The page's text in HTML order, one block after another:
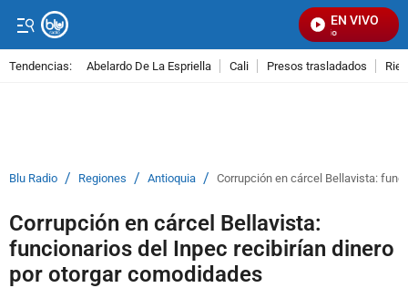
EN VIVO
Tendencias: Abelardo De La Espriella Cali Presos trasladados
Blu Radio / Regiones / Antioquia / Corrupción en cárcel Bellavista:
Corrupción en cárcel Bellavista:
funcionarios del Inpec recibirían dinero
por otorgar comodidades